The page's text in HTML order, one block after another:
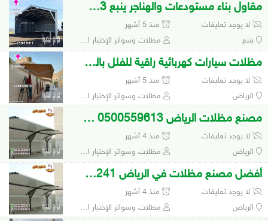
مقاول بناء مستودعات والهناجر ينبع 0500559613
لا يوجد تعليقات
منذ 5 أشهر
ينبع
مظلات وسواتر الإختيار الأول 0500559613 لتفيذ مشاريع المظلات والهناجر
مظلات سيارات كهربائية راقية للفلل بالرياض
لا يوجد تعليقات
منذ 5 أشهر
الرياض
مظلات وسواتر الإختيار الأول 0500559613 لتفيذ مشاريع المظلات والهناجر
مصنع مظلات الرياض 0500559613 الاختيار الاول
لا يوجد تعليقات
منذ 4 أشهر
الرياض
مظلات وسواتر الإختيار الأول 0500559613 لتفيذ مشاريع المظلات والهناجر
أفضل مصنع مظلات في الرياض 0548682241
لا يوجد تعليقات
منذ 4 أشهر
الرياض
مظلات وسواتر الإختيار الأول 0500559613 لتفيذ مشاريع المظلات والهناجر